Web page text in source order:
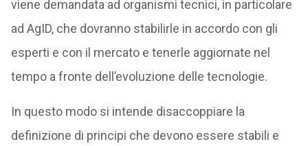
viene demandata ad organismi tecnici, in particolare
ad AgID, che dovranno stabilirle in accordo con gli
esperti e con il mercato e tenerle aggiornate nel
tempo a fronte dell’evoluzione delle tecnologie.
In questo modo si intende disaccoppiare la
definizione di principi che devono essere stabili e